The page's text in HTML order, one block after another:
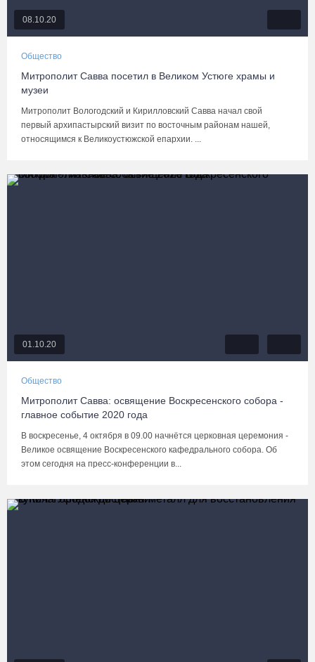
08.10.20
Общество
Митрополит Савва посетил в Великом Устюге храмы и
музеи
Митрополит Вологодский и Кирилловский Савва начал свой
первый архипастырский визит по восточным районам нашей,
относящимся к Великоустюжской епархии. ...
01.10.20
Общество
Митрополит Савва: освящение Воскресенского собора -
главное событие 2020 года
В воскресенье, 4 октября в 09.00 начнётся церковная церемония -
Великое освящение Воскресенского кафедрального собора. Об
этом сегодня на пресс-конференции в...